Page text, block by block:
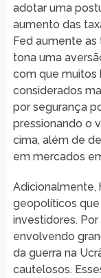
adotar uma
aumento das
Fed aumente as
tona uma
com que muitos
considerados
por segurança
pressionando o
cima, além de
em mercados
Adicionalmente,
geopolíticos
investidores.
envolvendo
da guerra na
cautelosos.